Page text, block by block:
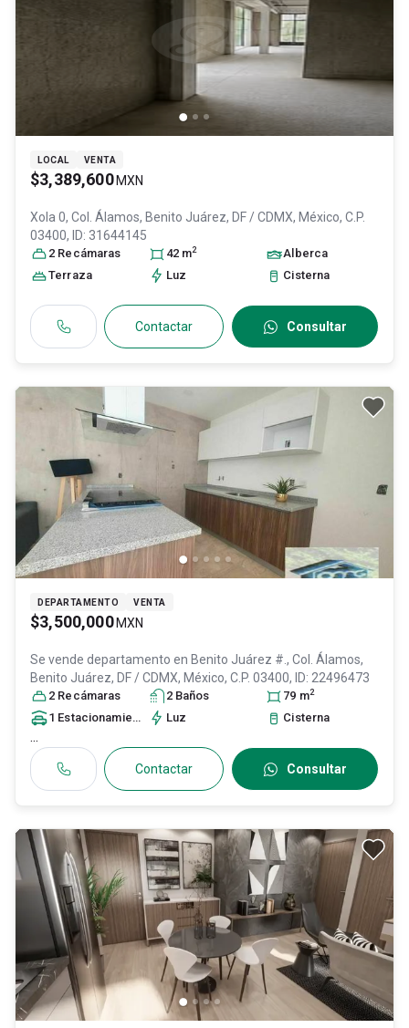
LOCAL VENTA
$3,389,600 MXN
Xola 0, Col. Álamos, Benito Juárez, DF / CDMX, México, C.P.
03400, ID: 31644145
2 Recámaras 42 m2
Alberca
Terraza
Luz Cisterna
Contactar Consultar
DEPARTAMENTO VENTA
$3,500,000 MXN
Se vende departamento en Benito Juárez #., Col. Álamos,
Benito Juárez, DF / CDMX, México, C.P. 03400, ID: 22496473
2 Recámaras 2 Baños 79 m2
1 Estacionamiento Luz Cisterna
...
Contactar Consultar